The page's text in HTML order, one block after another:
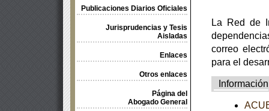
Publicaciones Diarios Oficiales
Jurisprudencias y Tesis
Aisladas
Enlaces
Otros enlaces
Página del
Abogado General
La Red de
correo
para el
Información